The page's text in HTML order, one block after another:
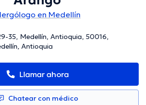
en Medellín
35, Medellín, Antioquia, 50016,
Antioquia
Llamar ahora
Chatear con médico